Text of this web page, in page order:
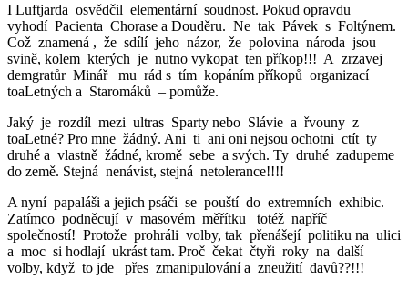
I Luftjarda osvědčil elementární soudnost. Pokud opravdu
vyhodí Pacienta Chorase a Douděru. Ne tak Pávek s Foltýnem.
Což znamená , že sdílí jeho názor, že polovina národa jsou
svině, kolem kterých je nutno vykopat ten příkop!!! A zrzavej
demgratůr Minář mu rád s tím kopáním příkopů organizací
toaLetných a Staromáků – pomůže.
Jaký je rozdíl mezi ultras Sparty nebo Slávie a řvouny z
toaLetné? Pro mne žádný. Ani ti ani oni nejsou ochotni ctít ty
druhé a vlastně žádné, kromě sebe a svých. Ty druhé zadupeme
do země. Stejná nenávist, stejná netolerance!!!!
A nyní papaláši a jejich psáči se pouští do extremních exhibic.
Zatímco podněcují v masovém měřítku totéž napříč
společností! Protože prohráli volby, tak přenášejí politiku na ulici
a moc si hodlají ukrást tam. Proč čekat čtyři roky na další
volby, když to jde přes zmanipulování a zneužití davů??!!!